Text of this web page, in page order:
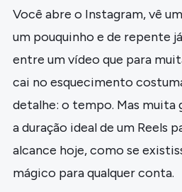
Você abre o Instagram, vê
um pouquinho e de repente
entre um vídeo que para
cai no esquecimento
detalhe: o tempo. Mas muita
a duração ideal de um Reels
alcance hoje, como se
mágico para qualquer conta.